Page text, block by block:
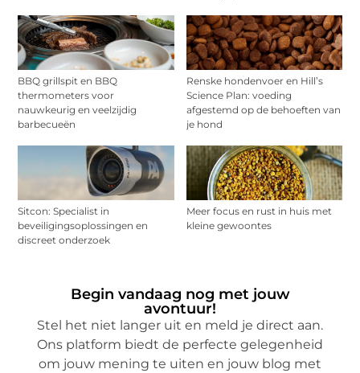
BBQ grillspit en BBQ
thermometers voor
nauwkeurig en veelzijdig
barbecueën
Renske hondenvoer en Hill’s
Science Plan: voeding
afgestemd op de behoeften van
je hond
Sitcon: Specialist in
beveiligingsoplossingen en
discreet onderzoek
Meer focus en rust in huis met
kleine gewoontes
Begin vandaag nog met jouw
avontuur!
Stel het niet langer uit en meld je direct aan.
Ons platform biedt de perfecte gelegenheid
om jouw mening te uiten en jouw blog met